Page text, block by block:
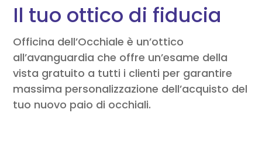
Il tuo ottico di fiducia
Officina dell’Occhiale è un’ottico
all’avanguardia che offre un’esame della
vista gratuito a tutti i clienti per garantire
massima personalizzazione dell’acquisto del
tuo nuovo paio di occhiali.